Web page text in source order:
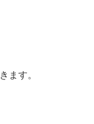
ます。